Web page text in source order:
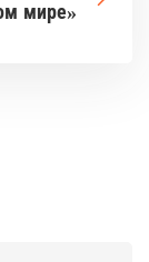
мире»